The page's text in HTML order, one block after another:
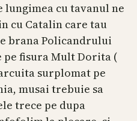
lungimea cu tavanul ne
cu Catalin care tau
brana Policandrului
pe fisura Mult Dorita (
surplomat pe
musai trebuie sa
trece pe dupa